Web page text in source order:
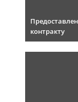
контракту